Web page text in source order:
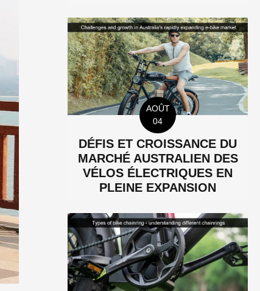
AOÛT
04
DÉFIS ET CROISSANCE DU
MARCHÉ AUSTRALIEN DES
VÉLOS ÉLECTRIQUES EN
PLEINE EXPANSION